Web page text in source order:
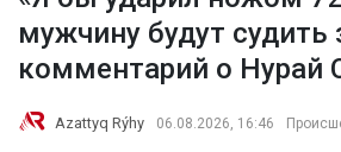
мужчину будут судить
комментарий о Нурай
Azattyq Rýhy 06.08.2026, 16:46